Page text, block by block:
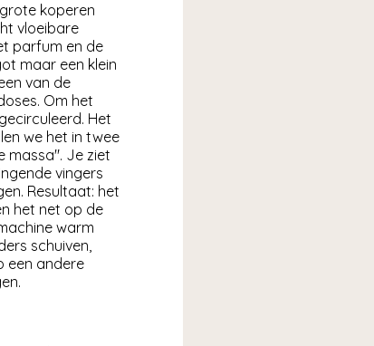
koperen
vloeibare
parfum en de
maar een klein
van de
Om het
Het
we het in twee
massa". Je ziet
vingers
Resultaat: het
het net op de
warm
schuiven,
een andere